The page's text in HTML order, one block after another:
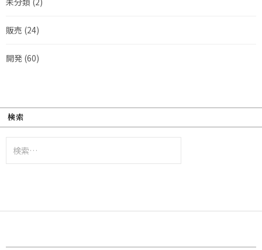
販売 (24)
開発 (60)
検索
索: